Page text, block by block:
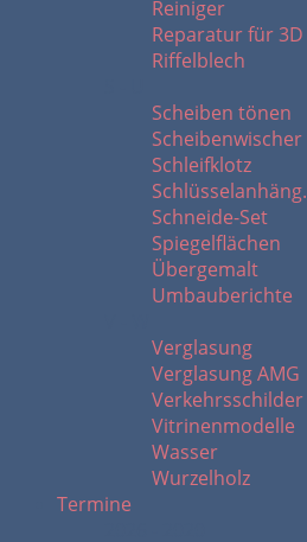
Reiniger
Reparatur für 3D
Riffelblech
Scheiben tönen
Scheibenwischer
Schleifklotz
Schlüsselanhäng.
Schneide-Set
Spiegelflächen
Übergemalt
Umbauberichte
Verglasung
Verglasung AMG
Verkehrsschilder
Vitrinenmodelle
Wasser
Wurzelholz
Termine